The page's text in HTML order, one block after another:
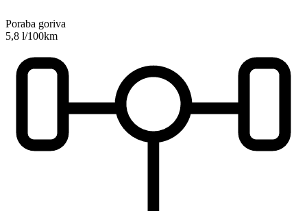
Poraba goriva
5,8 l/100km